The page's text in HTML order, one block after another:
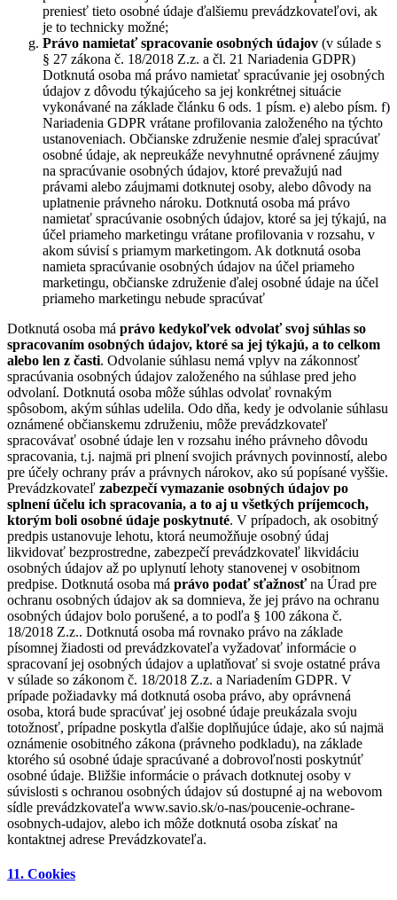
preniesť tieto osobné údaje ďalšiemu prevádzkovateľovi, ak
je to technicky možné;
Právo namietať spracovanie osobných údajov (v súlade s
§ 27 zákona č. 18/2018 Z.z. a čl. 21 Nariadenia GDPR)
Dotknutá osoba má právo namietať spracúvanie jej osobných
údajov z dôvodu týkajúceho sa jej konkrétnej situácie
vykonávané na základe článku 6 ods. 1 písm. e) alebo písm. f)
Nariadenia GDPR vrátane profilovania založeného na týchto
ustanoveniach. Občianske združenie nesmie ďalej spracúvať
osobné údaje, ak nepreukáže nevyhnutné oprávnené záujmy
na spracúvanie osobných údajov, ktoré prevažujú nad
právami alebo záujmami dotknutej osoby, alebo dôvody na
uplatnenie právneho nároku. Dotknutá osoba má právo
namietať spracúvanie osobných údajov, ktoré sa jej týkajú, na
účel priameho marketingu vrátane profilovania v rozsahu, v
akom súvisí s priamym marketingom. Ak dotknutá osoba
namieta spracúvanie osobných údajov na účel priameho
marketingu, občianske združenie ďalej osobné údaje na účel
priameho marketingu nebude spracúvať
Dotknutá osoba má právo kedykoľvek odvolať svoj súhlas so
spracovaním osobných údajov, ktoré sa jej týkajú, a to celkom
alebo len z časti. Odvolanie súhlasu nemá vplyv na zákonnosť
spracúvania osobných údajov založeného na súhlase pred jeho
odvolaní. Dotknutá osoba môže súhlas odvolať rovnakým
spôsobom, akým súhlas udelila. Odo dňa, kedy je odvolanie súhlasu
oznámené občianskemu združeniu, môže prevádzkovateľ
spracovávať osobné údaje len v rozsahu iného právneho dôvodu
spracovania, t.j. najmä pri plnení svojich právnych povinností, alebo
pre účely ochrany práv a právnych nárokov, ako sú popísané vyššie.
Prevádzkovateľ zabezpečí vymazanie osobných údajov po
splnení účelu ich spracovania, a to aj u všetkých príjemcoch,
ktorým boli osobné údaje poskytnuté. V prípadoch, ak osobitný
predpis ustanovuje lehotu, ktorá neumožňuje osobný údaj
likvidovať bezprostredne, zabezpečí prevádzkovateľ likvidáciu
osobných údajov až po uplynutí lehoty stanovenej v osobitnom
predpise. Dotknutá osoba má právo podať sťažnosťna Úrad pre
ochranu osobných údajov ak sa domnieva, že jej právo na ochranu
osobných údajov bolo porušené, a to podľa § 100 zákona č.
18/2018 Z.z.. Dotknutá osoba má rovnako právo na základe
písomnej žiadosti od prevádzkovateľa vyžadovať informácie o
spracovaní jej osobných údajov a uplatňovať si svoje ostatné práva
v súlade so zákonom č. 18/2018 Z.z. a Nariadením GDPR. V
prípade požiadavky má dotknutá osoba právo, aby oprávnená
osoba, ktorá bude spracúvať jej osobné údaje preukázala svoju
totožnosť, prípadne poskytla ďalšie doplňujúce údaje, ako sú najmä
oznámenie osobitného zákona (právneho podkladu), na základe
ktorého sú osobné údaje spracúvané a dobrovoľnosti poskytnúť
osobné údaje. Bližšie informácie o právach dotknutej osoby v
súvislosti s ochranou osobných údajov sú dostupné aj na webovom
sídle prevádzkovateľa www.savio.sk/o-nas/poucenie-ochrane-
osobnych-udajov, alebo ich môže dotknutá osoba získať na
kontaktnej adrese Prevádzkovateľa.
11. Cookies